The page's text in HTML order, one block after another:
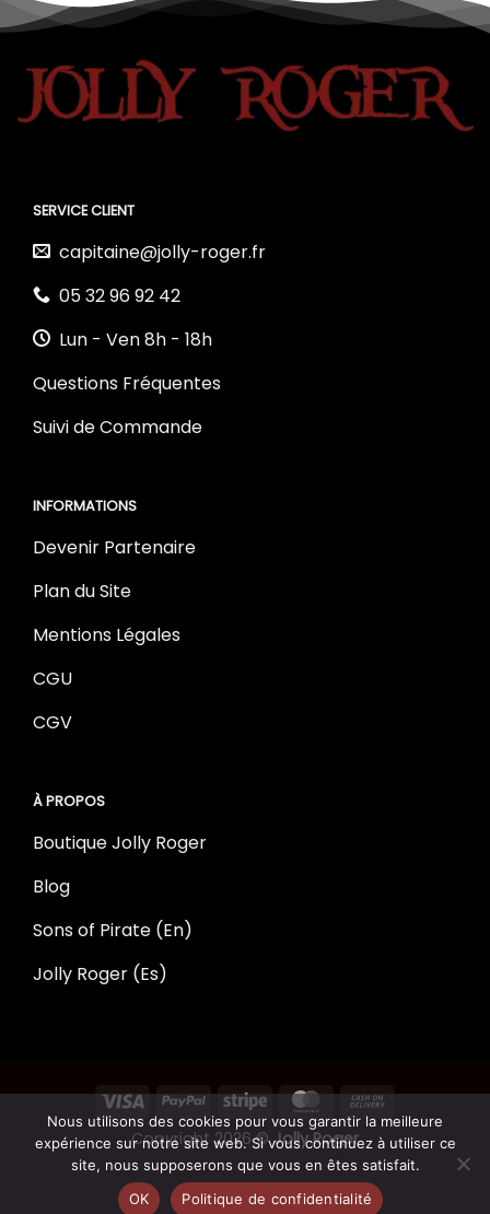
SERVICE CLIENT
capitaine@jolly-roger.fr
05 32 96 92 42
Lun - Ven 8h - 18h
Questions Fréquentes
Suivi de Commande
INFORMATIONS
Devenir Partenaire
Plan du Site
Mentions Légales
CGU
CGV
À PROPOS
Boutique Jolly Roger
Blog
Sons of Pirate (En)
Jolly Roger (Es)
Copyright 2026 ©Jolly Roger
Nous utilisons des cookies pour vous garantir la meilleure
expérience sur notre site web. Si vous continuez à utiliser ce
site, nous supposerons que vous en êtes satisfait.
OK
Politique de confidentialité